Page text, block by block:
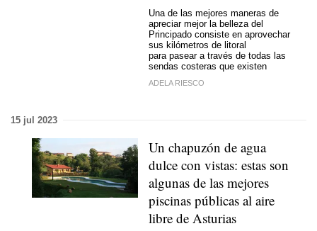
Una de las mejores maneras de
apreciar mejor la belleza del
Principado consiste en aprovechar
sus kilómetros de litoral
para pasear a través de todas las
sendas costeras que existen
ADELA RIESCO
15 jul 2023
Un chapuzón de agua
dulce con vistas: estas son
algunas de las mejores
piscinas públicas al aire
libre de Asturias